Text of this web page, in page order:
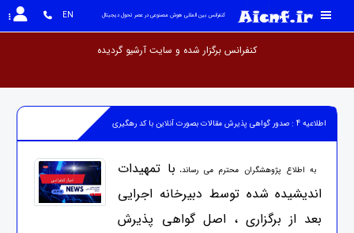
کنفرانس بین المللی هوش مصنوعی در عصر تحول دیجیتال EN
کنفرانس برگزار شده و سایت آرشیو
اطلاعیه 4 : صدور گواهی پذیرش مقالات بصورت آنلاین با کد رهگیری
به اطلاع پژوهشگران محترم می رساند، با تمهیدات
اندیشیده شده توسط دبیرخانه اجرایی
بعد از برگزاری ، اصل گواهی پذیرش